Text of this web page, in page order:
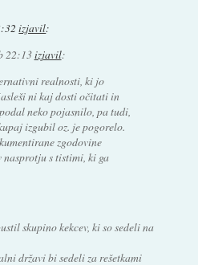
izjavil:
22:13izjavil:
realnosti, ki jo
ni kaj dosti očitati in
neko pojasnilo, pa tudi,
izgubil oz. je pogorelo.
zgodovine
s tistimi, ki ga
skupino kekcev, ki so sedeli na
državi bi sedeli za rešetkami